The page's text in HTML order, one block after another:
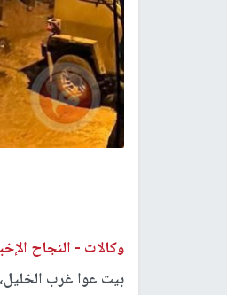
وكالات - النجاح
بيت عوا غرب